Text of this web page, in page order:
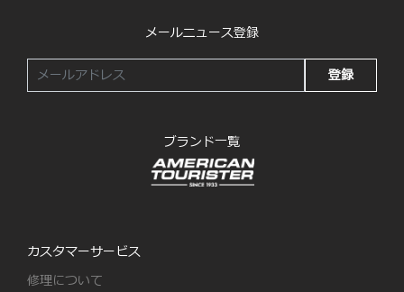
メールニュース登録
登録
ブランド一覧
カスタマーサービス
修理について